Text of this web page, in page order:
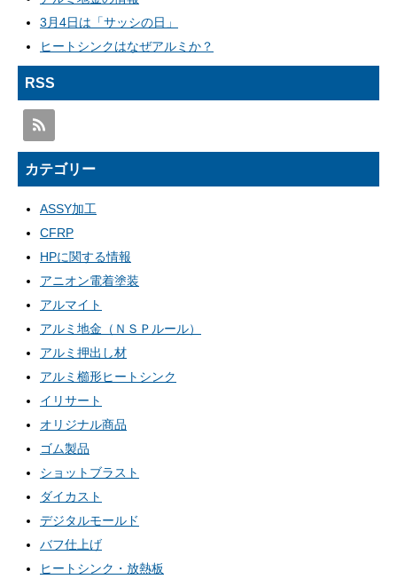
3月4日は「サッシの日」
ヒートシンクはなぜアルミか？
RSS
カテゴリー
ASSY加工
CFRP
HPに関する情報
アニオン電着塗装
アルマイト
アルミ地金（ＮＳＰルール）
アルミ押出し材
アルミ櫛形ヒートシンク
イリサート
オリジナル商品
ゴム製品
ショットブラスト
ダイカスト
デジタルモールド
バフ仕上げ
ヒートシンク・放熱板